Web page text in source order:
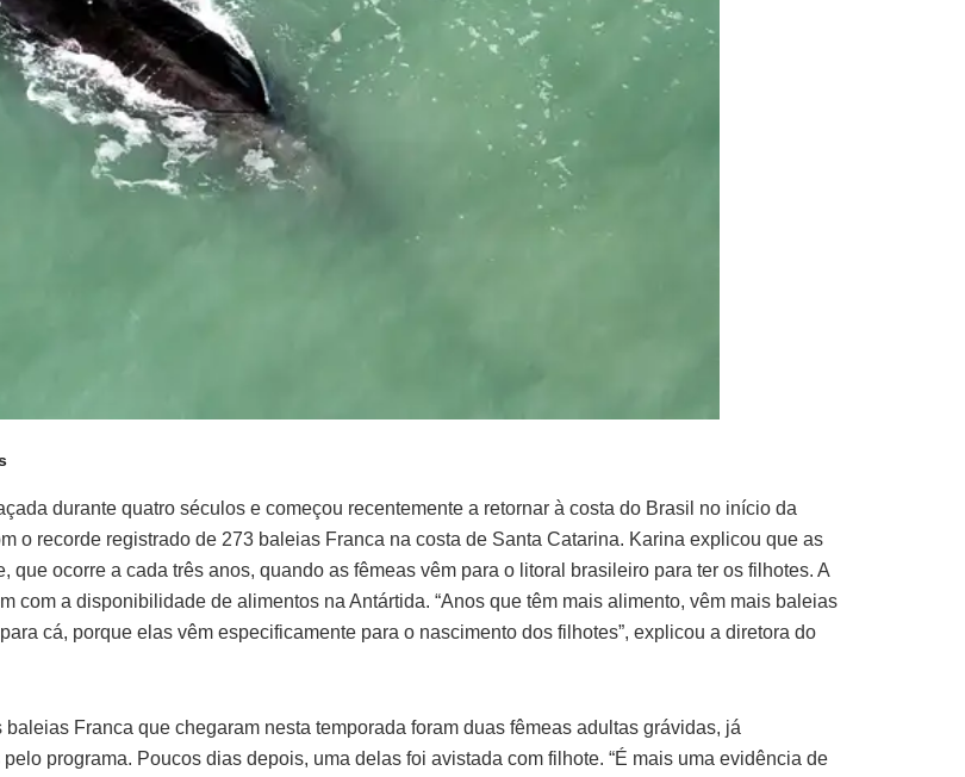
durante quatro séculos e começou recentemente a retornar à costa do Brasil no início da
o recorde registrado de 273 baleias Franca na costa de Santa Catarina. Karina explicou que as
ocorre a cada três anos, quando as fêmeas vêm para o litoral brasileiro para ter os filhotes. A
com a disponibilidade de alimentos na Antártida. “Anos que têm mais alimento, vêm mais baleias
cá, porque elas vêm especificamente para o nascimento dos filhotes”, explicou a diretora do
baleias Franca que chegaram nesta temporada foram duas fêmeas adultas grávidas, já
programa. Poucos dias depois, uma delas foi avistada com filhote. “É mais uma evidência de